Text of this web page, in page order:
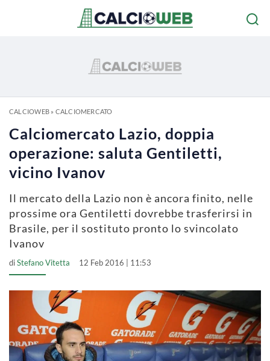
CALCIOWEB» CALCIOMERCATO
Calciomercato Lazio, doppia
operazione: saluta Gentiletti,
vicino Ivanov
Il mercato della Lazio non è ancora finito, nelle
prossime ora Gentiletti dovrebbe trasferirsi in
Brasile, per il sostituto pronto lo svincolato
Ivanov
diStefano Vitetta 12 Feb 2016 | 11:53